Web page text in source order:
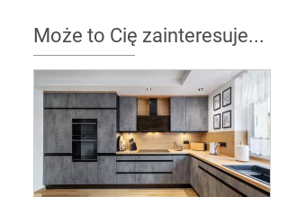
Może to Cię zainteresuje...